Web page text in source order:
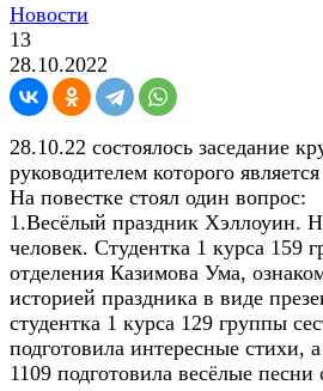
Новости
13
28.10.2022
28.10.22 состоялось заседание
руководителем которого
На повестке стоял один вопрос:
1.Весёлый праздник Хэллоуин.
человек. Студентка 1 курса 159
отделения Казимова Ума,
историей праздника в виде
студентка 1 курса 129 группы
подготовила интересные
1109 подготовила весёлые